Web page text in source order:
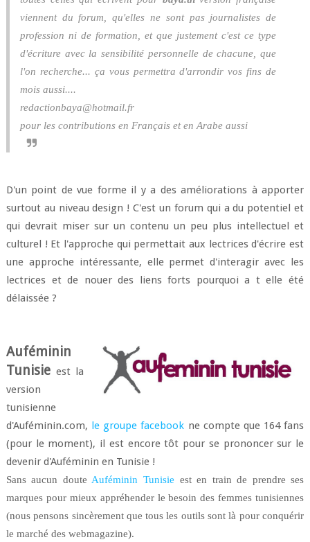
viennent du forum, qu'elles ne sont pas journalistes de
profession ni de formation, et que justement c'est ce type
d'écriture avec la sensibilité personnelle de chacune, que
l'on recherche... ça vous permettra d'arrondir vos fins de
mois aussi....
redactionbaya@hotmail.fr
pour les contributions en Français et en Arabe aussi
D'un point de vue forme il y a des améliorations à apporter
surtout au niveau design ! C'est un forum qui a du potentiel et
qui devrait miser sur un contenu un peu plus intellectuel et
culturel ! Et l'approche qui permettait aux lectrices d'écrire est
une approche intéressante, elle permet d'interagir avec les
lectrices et de nouer des liens forts pourquoi a t elle été
délaissée ?
Auféminin
Tunisieest la
version
tunisienne
d'Auféminin.com, le groupe facebook ne compte que 164 fans
(pour le moment), il est encore tôt pour se prononcer sur le
devenir d'Auféminin en Tunisie !
Sans aucun doute Auféminin Tunisie est en train de prendre ses
marques pour mieux appréhender le besoin des femmes tunisiennes
(nous pensons sincèrement que tous les outils sont là pour conquérir
le marché des webmagazine).